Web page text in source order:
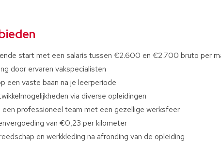
start met een salaris tussen €2.600 en €2.700 bruto per
door ervaren vakspecialisten
een vaste baan na je leerperiode
via diverse opleidingen
een professioneel team met een gezellige werksfeer
van €0,23 per kilometer
en werkkleding na afronding van de opleiding